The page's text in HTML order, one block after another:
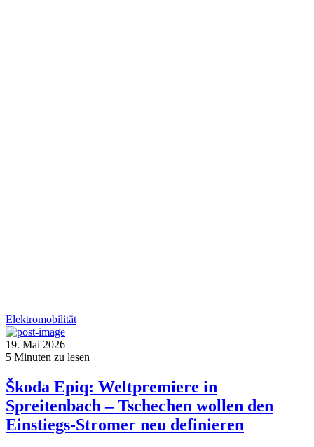
Elektromobilität
19. Mai 2026
5 Minuten zu lesen
Škoda Epiq: Weltpremiere in
Spreitenbach – Tschechen wollen den
Einstiegs-Stromer neu definieren